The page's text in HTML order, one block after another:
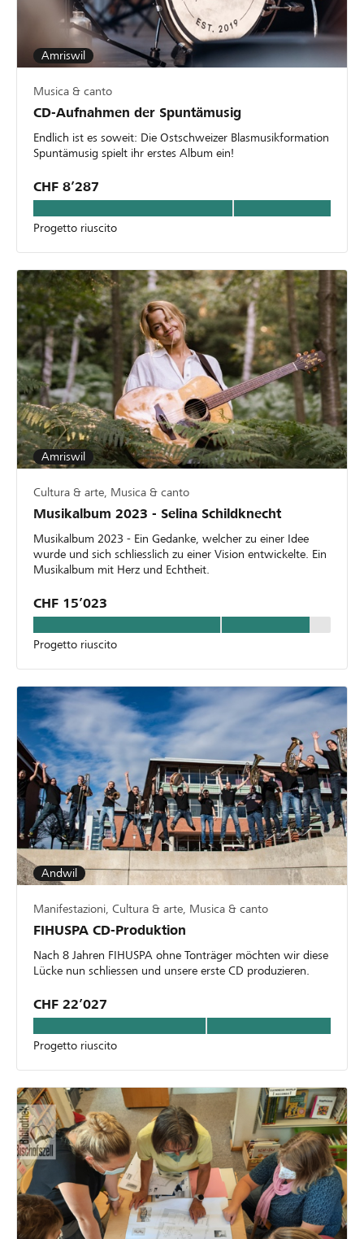
Amriswil
Musica & canto
CD-Aufnahmen der Spuntämusig
Endlich ist es soweit: Die Ostschweizer Blasmusikformation
Spuntämusig spielt ihr erstes Album ein!
CHF 8’287
Progetto riuscito
Amriswil
Cultura & arte, Musica & canto
Musikalbum 2023 - Selina Schildknecht
Musikalbum 2023 - Ein Gedanke, welcher zu einer Idee
wurde und sich schliesslich zu einer Vision entwickelte. Ein
Musikalbum mit Herz und Echtheit.
CHF 15’023
Progetto riuscito
Andwil
Manifestazioni, Cultura & arte, Musica & canto
FIHUSPA CD-Produktion
Nach 8 Jahren FIHUSPA ohne Tonträger möchten wir diese
Lücke nun schliessen und unsere erste CD produzieren.
CHF 22’027
Progetto riuscito